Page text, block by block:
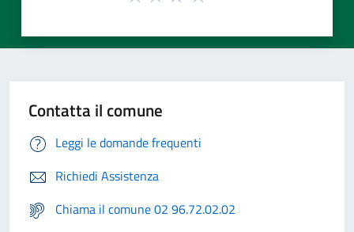
Contatta il comune
Leggi le domande frequenti
Richiedi Assistenza
Chiama il comune 02 96.72.02.02